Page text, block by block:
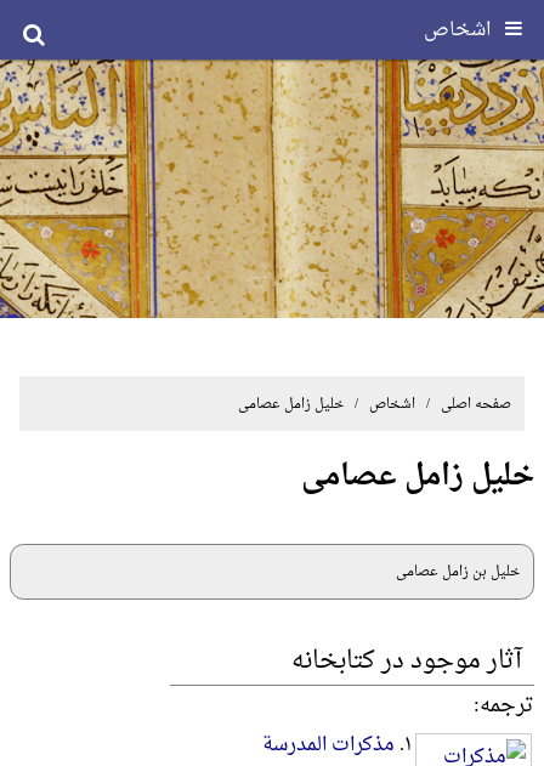
اشخاص
صفحه اصلی / اشخاص / خلیل زامل عصامی
خلیل زامل عصامی
خلیل بن زامل عصامی
آثار موجود در کتابخانه
ترجمه:
۱. مذکرات المدرسة